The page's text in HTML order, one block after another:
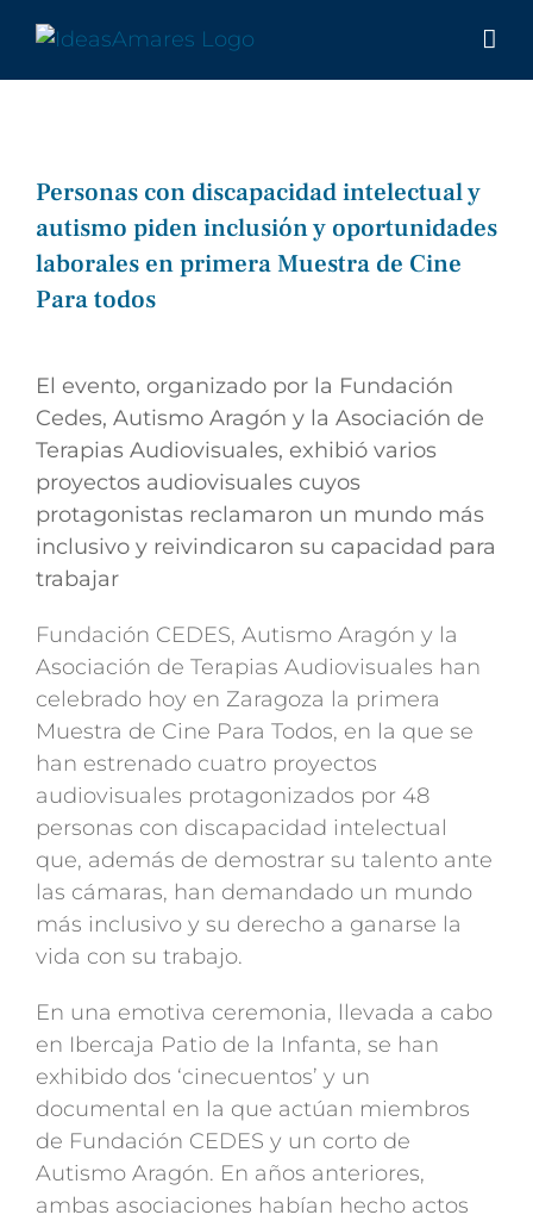
contenido
Personas con discapacidad intelectual y
autismo piden inclusión y oportunidades
laborales en primera Muestra de Cine
Para todos
imagen
más
grande
El evento, organizado por la Fundación
Cedes, Autismo Aragón y la Asociación de
Terapias Audiovisuales, exhibió varios
proyectos audiovisuales cuyos
protagonistas reclamaron un mundo más
inclusivo y reivindicaron su capacidad para
trabajar
Fundación CEDES, Autismo Aragón y la
Asociación de Terapias Audiovisuales han
celebrado hoy en Zaragoza la primera
Muestra de Cine Para Todos, en la que se
han estrenado cuatro proyectos
audiovisuales protagonizados por 48
personas con discapacidad intelectual
que, además de demostrar su talento ante
las cámaras, han demandado un mundo
más inclusivo y su derecho a ganarse la
vida con su trabajo.
En una emotiva ceremonia, llevada a cabo
en Ibercaja Patio de la Infanta, se han
exhibido dos ‘cinecuentos’ y un
documental en la que actúan miembros
de Fundación CEDES y un corto de
Autismo Aragón. En años anteriores,
ambas asociaciones habían hecho actos